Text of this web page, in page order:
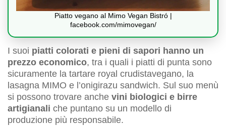
Piatto vegano al Mimo Vegan Bistró |
facebook.com/mimovegan/
I suoi piatti colorati e pieni di sapori hanno un
prezzo economico, tra i quali i piatti di punta sono
sicuramente la tartare royal crudistavegano, la
lasagna MIMO e l’onigirazu sandwich. Sul suo menù
si possono trovare anche vini biologici e birre
artigianali che puntano su un modello di
produzione più responsabile.